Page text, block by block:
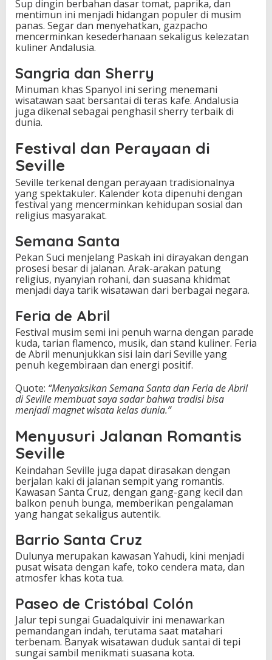
Sup dingin berbahan dasar tomat, paprika, dan
mentimun ini menjadi hidangan populer di musim
panas. Segar dan menyehatkan, gazpacho
mencerminkan kesederhanaan sekaligus kelezatan
kuliner Andalusia.
Sangria dan Sherry
Minuman khas Spanyol ini sering menemani
wisatawan saat bersantai di teras kafe. Andalusia
juga dikenal sebagai penghasil sherry terbaik di
dunia.
Festival dan Perayaan di
Seville
Seville terkenal dengan perayaan tradisionalnya
yang spektakuler. Kalender kota dipenuhi dengan
festival yang mencerminkan kehidupan sosial dan
religius masyarakat.
Semana Santa
Pekan Suci menjelang Paskah ini dirayakan dengan
prosesi besar di jalanan. Arak-arakan patung
religius, nyanyian rohani, dan suasana khidmat
menjadi daya tarik wisatawan dari berbagai negara.
Feria de Abril
Festival musim semi ini penuh warna dengan parade
kuda, tarian flamenco, musik, dan stand kuliner. Feria
de Abril menunjukkan sisi lain dari Seville yang
penuh kegembiraan dan energi positif.
Quote: “Menyaksikan Semana Santa dan Feria de Abril
di Seville membuat saya sadar bahwa tradisi bisa
menjadi magnet wisata kelas dunia.”
Menyusuri Jalanan Romantis
Seville
Keindahan Seville juga dapat dirasakan dengan
berjalan kaki di jalanan sempit yang romantis.
Kawasan Santa Cruz, dengan gang-gang kecil dan
balkon penuh bunga, memberikan pengalaman
yang hangat sekaligus autentik.
Barrio Santa Cruz
Dulunya merupakan kawasan Yahudi, kini menjadi
pusat wisata dengan kafe, toko cendera mata, dan
atmosfer khas kota tua.
Paseo de Cristóbal Colón
Jalur tepi sungai Guadalquivir ini menawarkan
pemandangan indah, terutama saat matahari
terbenam. Banyak wisatawan duduk santai di tepi
sungai sambil menikmati suasana kota.